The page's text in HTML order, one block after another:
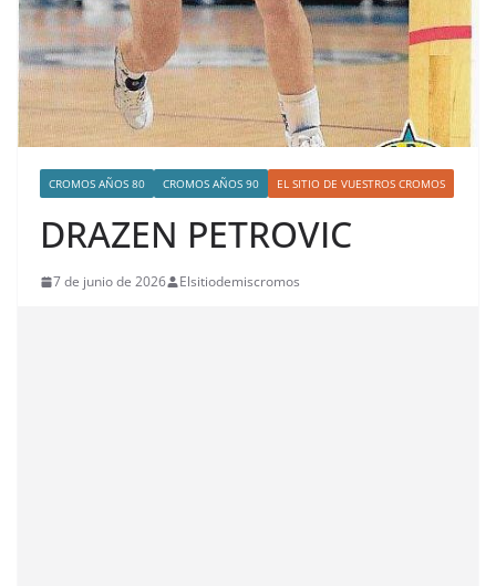
CROMOS AÑOS 80 CROMOS AÑOS 90 EL SITIO DE VUESTROS CROMOS
DRAZEN PETROVIC
7 de junio de 2026 Elsitiodemiscromos